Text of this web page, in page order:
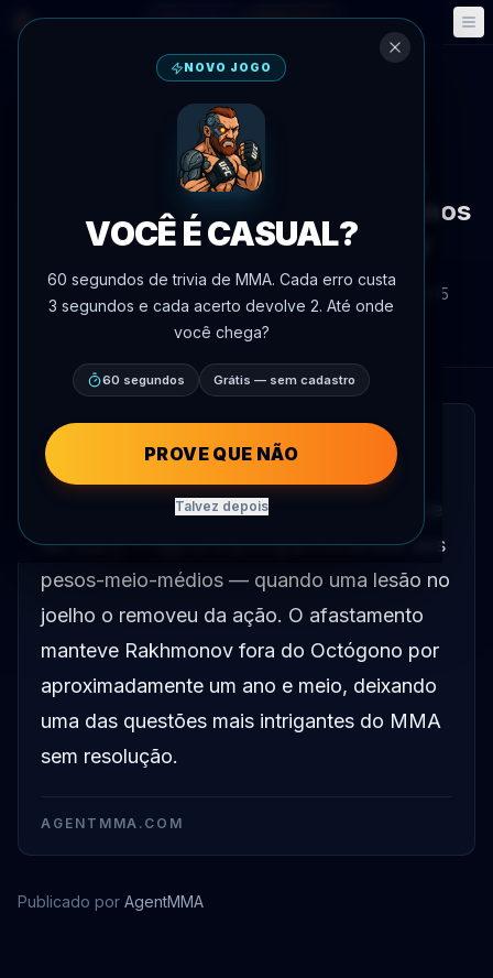
🎮 Fantasy 📅 Eventos
Voltar às notícias
Atualização de lesão
Lesão no Joelho de Shavkat
Rakhmonov o Afastou por 1,5 Anos
Após Vitória Sobre Ian Garry
Por
, 16:05
Shavkat Rakhmonov estava invicto e
conquistando uma vitória significativa sobre
Ian Garry — agora o principal contendor dos
pesos-meio-médios — quando uma lesão no
joelho o removeu da ação. O afastamento
manteve Rakhmonov fora do Octógono por
aproximadamente um ano e meio, deixando
uma das questões mais intrigantes do MMA
sem resolução.
AGENTMMA.COM
Publicado por AgentMMA
NOVO JOGO
VOCÊ É CASUAL?
60 segundos de trivia de MMA. Cada erro custa
3 segundos e cada acerto devolve 2. Até onde
você chega?
60 segundos Grátis — sem cadastro
PROVE QUE NÃO
Talvez depois